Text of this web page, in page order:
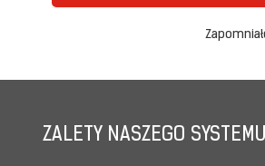
ZALETY NASZEGO